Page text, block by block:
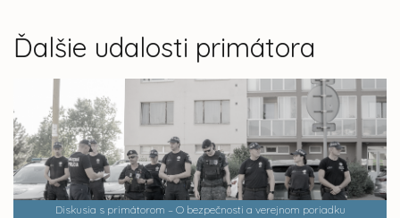
Ďalšie udalosti primátora
Diskusia s primátorom – O bezpečnosti a verejnom poriadku